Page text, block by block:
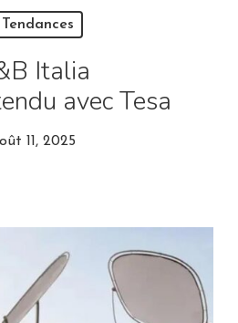
Tendances
Italia
avec Tesa
11, 2025